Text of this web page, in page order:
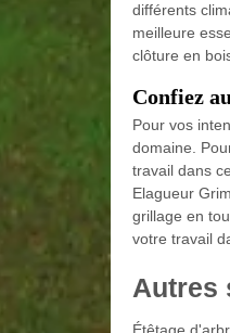
différents
meilleure
clôture en
Confiez
Pour vos
domaine.
travail dans
Elagueur
grillage en
votre travail
Autres